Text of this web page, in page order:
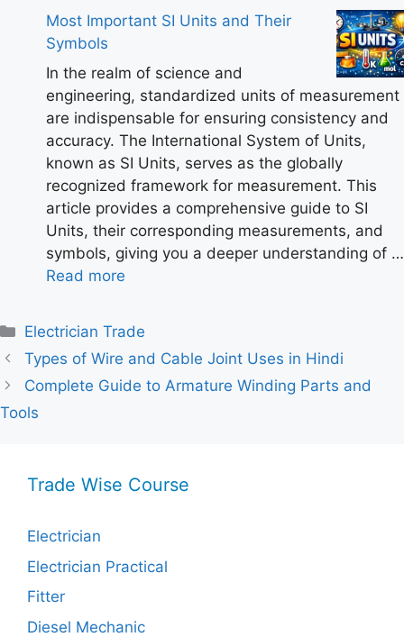
Most Important SI Units and Their
Symbols
In the realm of science and
engineering, standardized units of measurement
are indispensable for ensuring consistency and
accuracy. The International System of Units,
known as SI Units, serves as the globally
recognized framework for measurement. This
article provides a comprehensive guide to SI
Units, their corresponding measurements, and
symbols, giving you a deeper understanding of …
Read more
Categories
Electrician Trade
Types of Wire and Cable Joint Uses in Hindi
Complete Guide to Armature Winding Parts and
Tools
Trade Wise Course
Electrician
Electrician Practical
Fitter
Diesel Mechanic